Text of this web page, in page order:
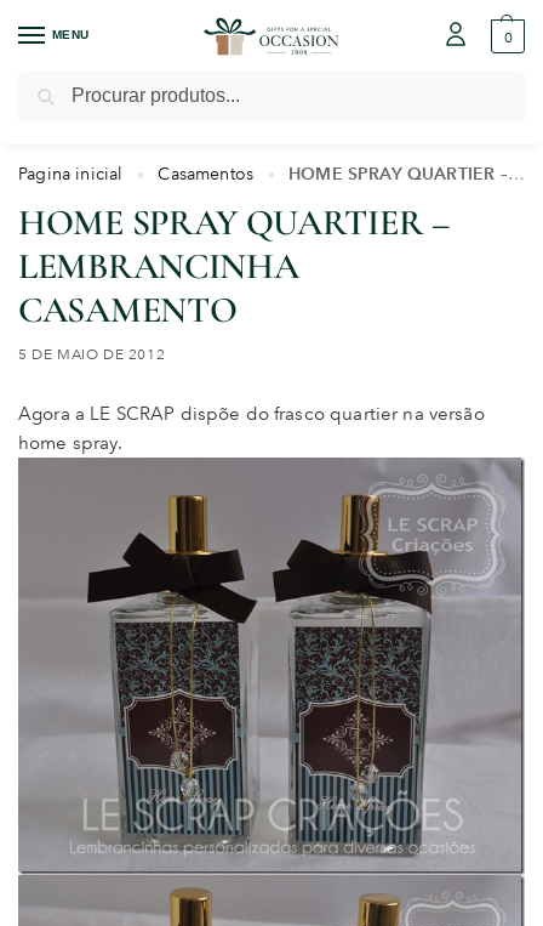
MENU 0
Pagina inicial » Casamentos » HOME SPRAY QUARTIER – LEMBRANCINHA CASAMENTO
HOME SPRAY QUARTIER –
LEMBRANCINHA
CASAMENTO
5 DE MAIO DE 2012
Agora a LE SCRAP dispõe do frasco quartier na versão
home spray.